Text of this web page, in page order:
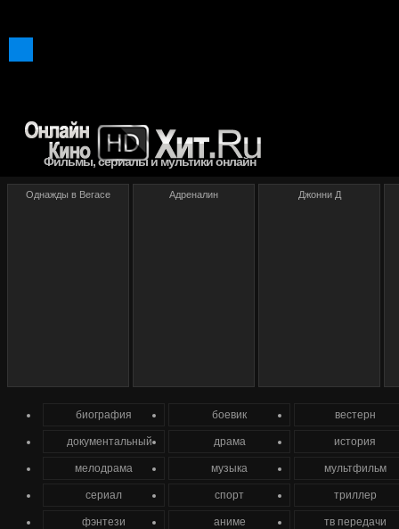
Фильмы, сериалы и мультики онлайн
биография боевик вестерн
документальный драма история
мелодрама музыка мультфильм
сериал спорт триллер
фэнтези аниме тв передачи
Однажды в Вегасе Адреналин Джонни Д